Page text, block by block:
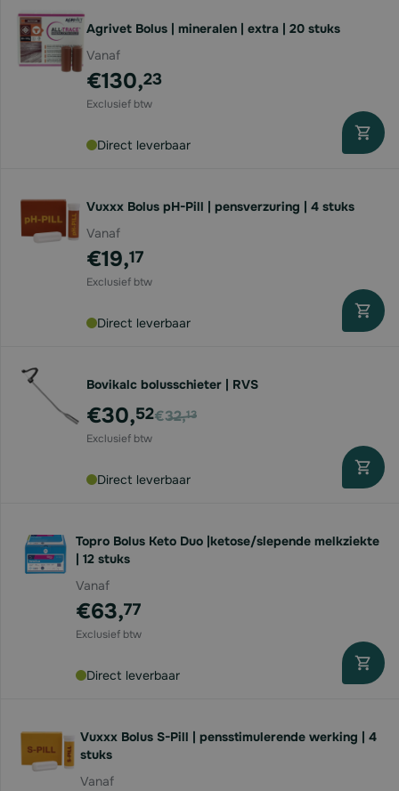
Agrivet Bolus | mineralen | extra | 20 stuks
Vanaf
€130,23
Direct leverbaar
Vuxxx Bolus pH-Pill | pensverzuring | 4 stuks
Vanaf
€19,17
Direct leverbaar
Bovikalc bolusschieter | RVS
Voor
€30,52€32,13
Direct leverbaar
Topro Bolus Keto Duo |ketose/slepende melkziekte
| 12 stuks
Vanaf
€63,77
Direct leverbaar
Vuxxx Bolus S-Pill | pensstimulerende werking | 4
stuks
Vanaf